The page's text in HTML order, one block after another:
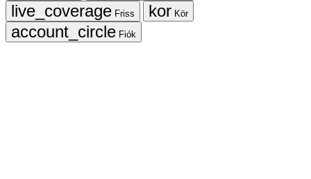
Friss
Kör
Fiók